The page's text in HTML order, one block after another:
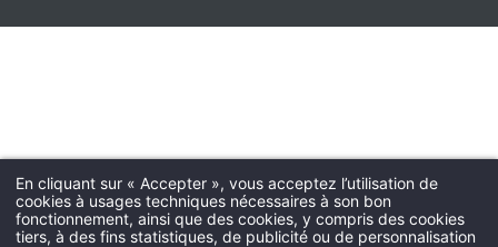
Hôtel
Chambres &
Services
En cliquant sur « Accepter », vous acceptez l’utilisation de
cookies à usages techniques nécessaires à son bon
fonctionnement, ainsi que des cookies, y compris des cookies
tiers, à des fins statistiques, de publicité ou de personnalisation